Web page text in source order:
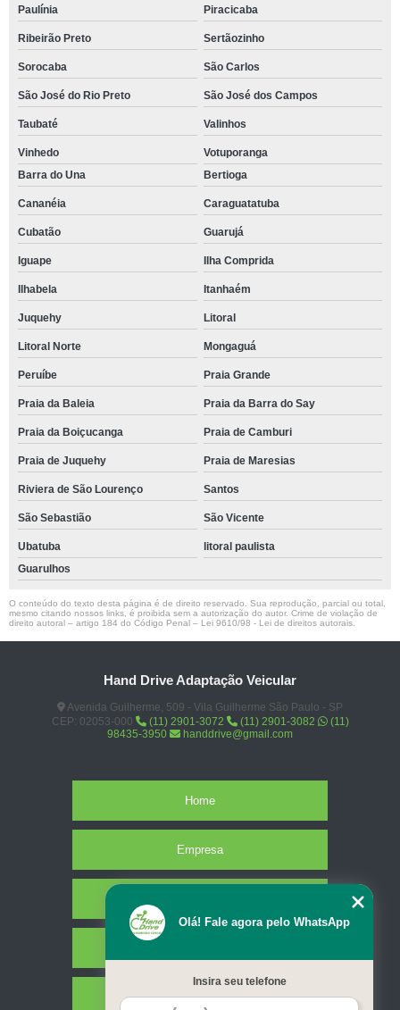
Paulínia Piracicaba
Ribeirão Preto Sertãozinho
Sorocaba São Carlos
São José do Rio Preto São José dos Campos
Taubaté Valinhos
Vinhedo
Votuporanga
Barra do Una
Bertioga
Cananéia Caraguatatuba
Cubatão Guarujá
Iguape Ilha Comprida
Ilhabela Itanhaém
Juquehy Litoral
Litoral Norte Mongaguá
Peruíbe Praia Grande
Praia da Baleia Praia da Barra do Say
Praia da Boiçucanga Praia de Camburi
Praia de Juquehy Praia de Maresias
Riviera de São Lourenço Santos
São Sebastião São Vicente
Ubatuba
litoral paulista
Guarulhos
O conteúdo do texto desta página é de direito reservado. Sua reprodução, parcial ou total,
mesmo citando nossos links, é proibida sem a autorização do autor. Crime de violação de
direito autoral – artigo 184 do Código Penal – Lei 9610/98 - Lei de direitos autorais
Hand Drive Adaptação Veicular
Avenida Guilherme, 509 - Vila Guilherme São Paulo - SP
CEP: 02053-000
(11) 2901-3072 (11) 2901-3082
(11)
98435-3950
handdrive@gmail.com
Home
Empresa
Contato
Olá! Fale agora pelo WhatsApp
Insira seu telefone